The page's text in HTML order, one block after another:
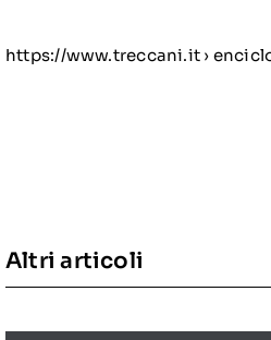
https://www.treccani.it ›
Altri articoli